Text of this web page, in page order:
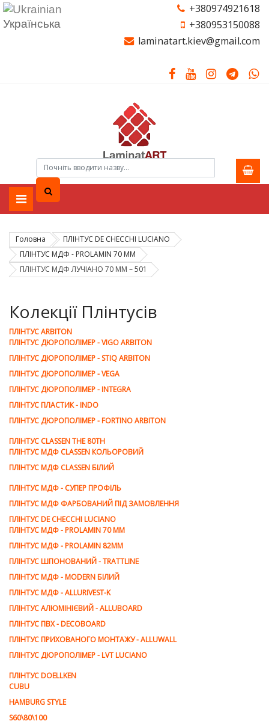
Українська
+380974921618
+380953150088
laminatart.kiev@gmail.com
Головна
ПЛІНТУС DE CHEСCHI LUCIANO
ПЛІНТУС МДФ - PROLAMIN 70 MM
ПЛІНТУС МДФ ЛУЧІАНО 70 ММ – 501
Колекції Плінтусів
ПЛІНТУС ARBITON
ПЛІНТУС ДЮРОПОЛІМЕР - VIGO ARBITON
ПЛІНТУС ДЮРОПОЛІМЕР - STIQ ARBITON
ПЛІНТУС ДЮРОПОЛІМЕР - VEGA
ПЛІНТУС ДЮРОПОЛІМЕР - INTEGRA
ПЛІНТУС ПЛАСТИК - INDO
ПЛІНТУС ДЮРОПОЛІМЕР - FORTINO ARBITON
ПЛІНТУС CLASSEN THE 80TH
ПЛІНТУС МДФ CLASSEN КОЛЬОРОВИЙ
ПЛІНТУС МДФ CLASSEN БІЛИЙ
ПЛІНТУС МДФ - СУПЕР ПРОФІЛЬ
ПЛІНТУС МДФ ФАРБОВАНИЙ ПІД ЗАМОВЛЕННЯ
ПЛІНТУС DE CHEСCHI LUCIANO
ПЛІНТУС МДФ - PROLAMIN 70 MM
ПЛІНТУС МДФ - PROLAMIN 82ММ
ПЛІНТУС ШПОНОВАНИЙ - TRATTLINE
ПЛІНТУС МДФ - MODERN БІЛИЙ
ПЛІНТУС МДФ - ALLURIVEST-K
ПЛІНТУС АЛЮМІНІЄВИЙ - ALLUBOARD
ПЛІНТУС ПВХ - DECOBOARD
ПЛІНТУС ПРИХОВАНОГО МОНТАЖУ - ALLUWALL
ПЛІНТУС ДЮРОПОЛІМЕР - LVT LUCIANO
ПЛІНТУС DOELLKEN
CUBU
HAMBURG STYLE
S60\80\100